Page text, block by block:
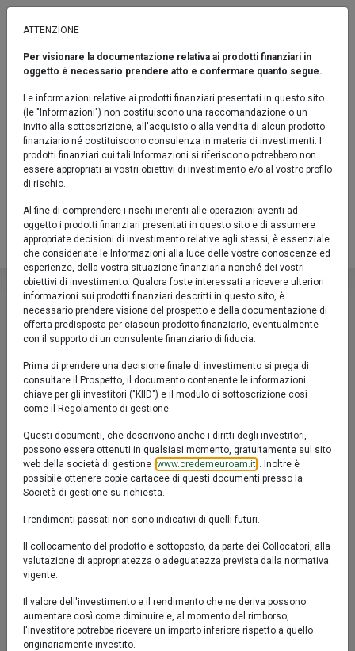
TEMATICI
Euromobiliare Science 4 Life A
Fondo / Flessibili / Indicatore sintetico di rischio: 4 / SFDR articolo 8
Confronta
Fact sheet
IT0005046054
Valore Quota al 04/08/2026:6,8930 €
Euromobiliare Science 4 Life A
Fondo / Flessibili / Indicatore sintetico
Confronta Fact sheet
IT0005046054
Valore Quota al 04/08/2026:6,8930 €
Descrizione
Il Fondo Euromobiliare Science 4 Life è un prodotto
in ottica di lungo periodo, ha l’obiettivo di cogliere le
opportunità offerte dai settori a maggiore crescita
economica, investendo in società con obiettivi di
sviluppo sostenibile chiari e misurabili. Il portafoglio
presenta un elevato profilo di sostenibilità e dà la
possibilità di accedere ad un più ampio universo
investibile di società, anche attraverso la
MainStreet Partners.
SFDR articolo 8
Il prodotto promuove caratteristiche ambientali, sociali e di
governance (‘‘ESG’’)
ATTENZIONE
Per visionare la documentazione relativa ai prodotti finanziari in
oggetto è necessario prendere atto e confermare quanto segue.
Le informazioni relative ai prodotti finanziari presentati in questo sito
(le "Informazioni") non costituiscono una raccomandazione o un
invito alla sottoscrizione, all'acquisto o alla vendita di alcun prodotto
finanziario né costituiscono consulenza in materia di investimenti. I
prodotti finanziari cui tali Informazioni si riferiscono potrebbero non
essere appropriati ai vostri obiettivi di investimento e/o al vostro profilo
di rischio.
Al fine di comprendere i rischi inerenti alle operazioni aventi ad
oggetto i prodotti finanziari presentati in questo sito e di assumere
appropriate decisioni di investimento relative agli stessi, è essenziale
che consideriate le Informazioni alla luce delle vostre conoscenze ed
esperienze, della vostra situazione finanziaria nonché dei vostri
obiettivi di investimento. Qualora foste interessati a ricevere ulteriori
informazioni sui prodotti finanziari descritti in questo sito, è
necessario prendere visione del prospetto e della documentazione di
offerta predisposta per ciascun prodotto finanziario, eventualmente
con il supporto di un consulente finanziario di fiducia.
Prima di prendere una decisione finale di investimento si prega di
consultare il Prospetto, il documento contenente le informazioni
chiave per gli investitori ("KIID") e il modulo di sottoscrizione così
come il Regolamento di gestione.
Questi documenti, che descrivono anche i diritti degli investitori,
possono essere ottenuti in qualsiasi momento, gratuitamente sul sito
web della società di gestione ( www.credemeuroam.it ). Inoltre è
possibile ottenere copie cartacee di questi documenti presso la
Società di gestione su richiesta.
I rendimenti passati non sono indicativi di quelli futuri.
Il collocamento del prodotto è sottoposto, da parte dei Collocatori, alla
valutazione di appropriatezza o adeguatezza prevista dalla normativa
vigente.
Il valore dell'investimento e il rendimento che ne deriva possono
aumentare così come diminuire e, al momento del rimborso,
l'investitore potrebbe ricevere un importo inferiore rispetto a quello
originariamente investito.